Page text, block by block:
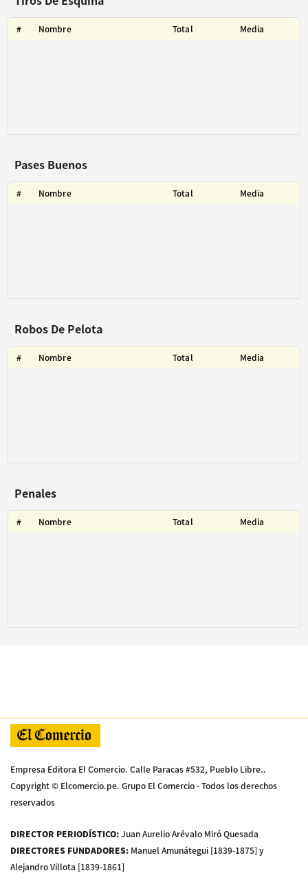
# Nombre Total Media
Pases Buenos
# Nombre Total Media
Robos De Pelota
# Nombre Total Media
Penales
# Nombre Total Media
Empresa Editora El Comercio. Calle Paracas #532, Pueblo Libre..
Copyright © Elcomercio.pe. Grupo El Comercio - Todos los derechos
reservados
DIRECTOR PERIODÍSTICO:Juan Aurelio Arévalo Miró Quesada
DIRECTORES FUNDADORES: Manuel Amunátegui [1839-1875] y
Alejandro Villota [1839-1861]